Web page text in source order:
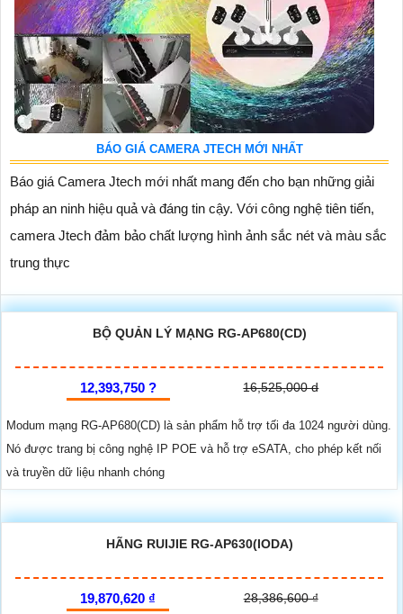
BÁO GIÁ CAMERA JTECH MỚI NHẤT
Báo giá Camera Jtech mới nhất mang đến cho bạn những giải
pháp an ninh hiệu quả và đáng tin cậy. Với công nghệ tiên tiến,
camera Jtech đảm bảo chất lượng hình ảnh sắc nét và màu sắc
trung thực
BỘ QUẢN LÝ MẠNG RG-AP680(CD)
12,393,750 ? 16,525,000 d
Modum mạng RG-AP680(CD) là sản phẩm hỗ trợ tối đa 1024 người dùng.
Nó được trang bị công nghệ IP POE và hỗ trợ eSATA, cho phép kết nối
và truyền dữ liệu nhanh chóng
HÃNG RUIJIE RG-AP630(IODA)
19,870,620 ₫ 28,386,600 ₫